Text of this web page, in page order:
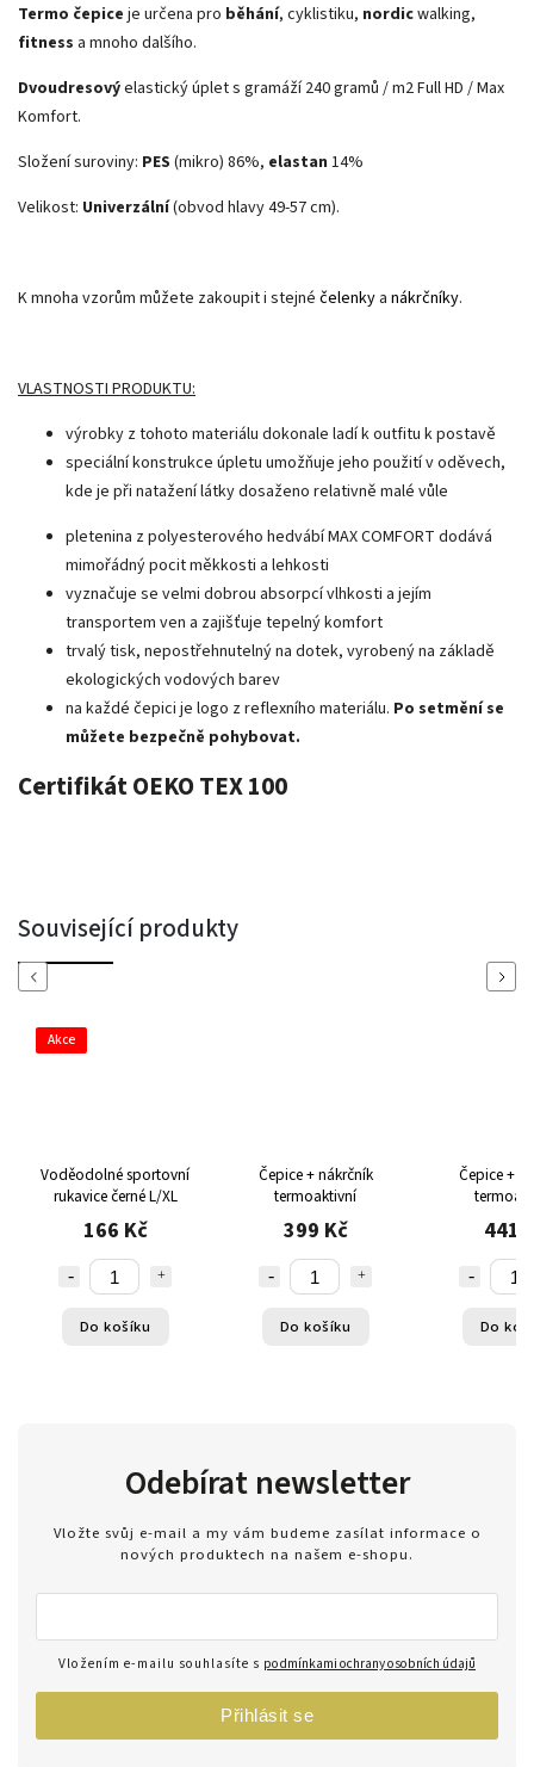
Termo čepice je určena pro běhání, cyklistiku, nordicwalking,
fitness a mnoho dalšího.
Dvoudresovýelastický úplet s gramáží 240 gramů / m2 Full HD / Max
Komfort.
Složení suroviny: PES (mikro) 86%, elastan 14%
Velikost: Univerzální(obvod hlavy 49-57 cm).
K mnoha vzorům můžete zakoupit i stejné čelenky a nákrčníky.
VLASTNOSTI PRODUKTU:
výrobky z tohoto materiálu dokonale ladí k outfitu k postavě
speciální konstrukce úpletu umožňuje jeho použití v oděvech,
kde je při natažení látky dosaženo relativně malé vůle
pletenina z polyesterového hedvábí MAX COMFORT dodává
mimořádný pocit měkkosti a lehkosti
vyznačuje se velmi dobrou absorpcí vlhkosti a jejím
transportem ven a zajišťuje tepelný komfort
trvalý tisk, nepostřehnutelný na dotek, vyrobený na základě
ekologických vodových barev
na každé čepici je logo z reflexního materiálu. Po setmění se
můžete bezpečně pohybovat.
Certifikát OEKO TEX 100
Související produkty
Previous
Akce
Voděodolné sportovní
rukavice černé L/XL
166 Kč
Do košíku
Čepice + nákrčník
termoaktivní
399 Kč
Do košíku
Čepice +
441
Do
Next
Odebírat newsletter
Vložte svůj e-mail a my vám budeme zasílat informace o
nových produktech na našem e-shopu.
Vložením e-mailu souhlasíte s podmínkami ochrany osobních údajů
Přihlásit se